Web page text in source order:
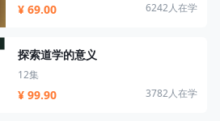
¥ 69.00 6242人在学
探索道学的意义
12集
¥ 99.90 3782人在学